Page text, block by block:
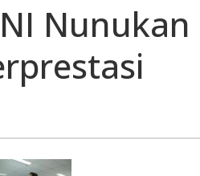
Nunukan